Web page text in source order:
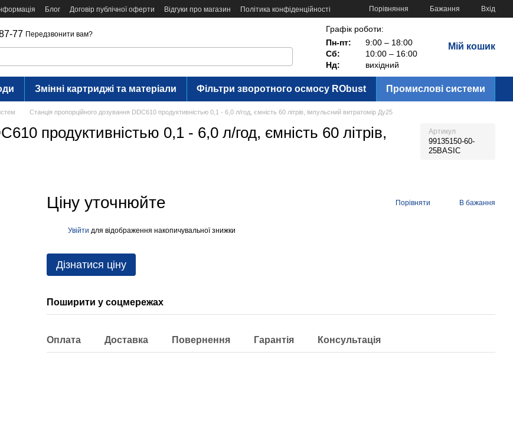
Блог Договір публічної оферти Відгуки про магазин Політика конфіденційності Порівняння Бажання Вхід
77 Передзвонити вам?
Графік роботи:
Пн-пт:
9:00 – 18:00
Сб:
10:00 – 16:00
Нд:
вихідний
Мій кошик
Змінні картриджі та матеріали Фільтри зворотного осмосу RObust Промислові системи
Станція пропорційного дозування DDC610 продуктивністью 0,1 - 6,0 л/год, ємність 60 літрів, імпульсний витратомір Ду25
продуктивністью 0,1 - 6,0 л/год, ємність 60 літрів,
Артикул
99135150-60-
25BASIC
Ціну уточнюйте Порівняти В бажання
Увійти для відображення накопичувальної знижки
Дізнатися ціну
Поширити у соцмережах
Оплата Доставка Повернення Гарантія Консультація